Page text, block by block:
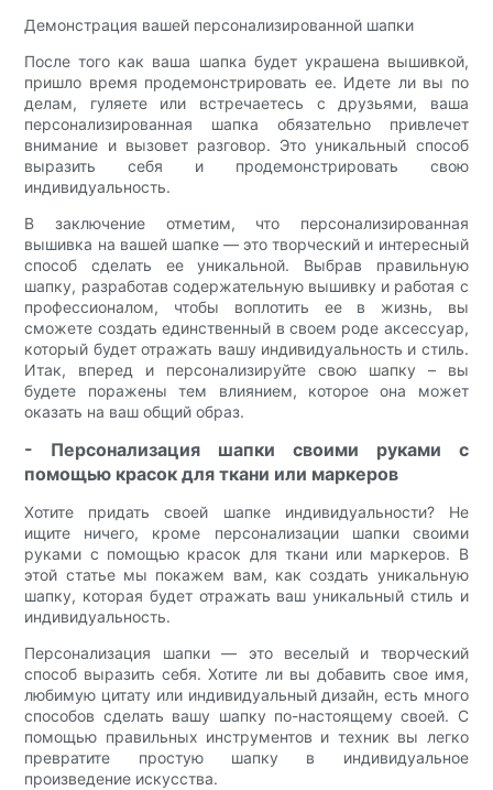
Демонстрация вашей персонализированной шапки
После того как ваша шапка будет украшена вышивкой,
пришло время продемонстрировать ее. Идете ли вы по
делам, гуляете или встречаетесь с друзьями, ваша
персонализированная шапка обязательно привлечет
внимание и вызовет разговор. Это уникальный способ
выразить себя и продемонстрировать свою
индивидуальность.
В заключение отметим, что персонализированная
вышивка на вашей шапке — это творческий и интересный
способ сделать ее уникальной. Выбрав правильную
шапку, разработав содержательную вышивку и работая с
профессионалом, чтобы воплотить ее в жизнь, вы
сможете создать единственный в своем роде аксессуар,
который будет отражать вашу индивидуальность и стиль.
Итак, вперед и персонализируйте свою шапку – вы
будете поражены тем влиянием, которое она может
оказать на ваш общий образ.
- Персонализация шапки своими руками с
помощью красок для ткани или маркеров
Хотите придать своей шапке индивидуальности? Не
ищите ничего, кроме персонализации шапки своими
руками с помощью красок для ткани или маркеров. В
этой статье мы покажем вам, как создать уникальную
шапку, которая будет отражать ваш уникальный стиль и
индивидуальность.
Персонализация шапки — это веселый и творческий
способ выразить себя. Хотите ли вы добавить свое имя,
любимую цитату или индивидуальный дизайн, есть много
способов сделать вашу шапку по-настоящему своей. С
помощью правильных инструментов и техник вы легко
превратите простую шапку в индивидуальное
произведение искусства.